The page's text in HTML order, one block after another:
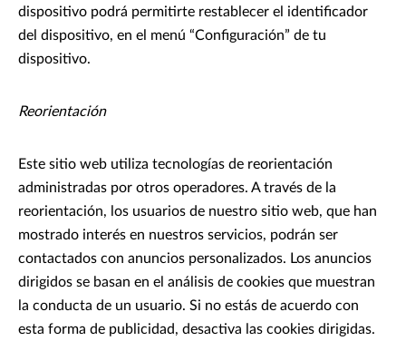
dispositivo podrá permitirte restablecer el identificador
del dispositivo, en el menú “Configuración” de tu
dispositivo.
Reorientación
Este sitio web utiliza tecnologías de reorientación
administradas por otros operadores. A través de la
reorientación, los usuarios de nuestro sitio web, que han
mostrado interés en nuestros servicios, podrán ser
contactados con anuncios personalizados. Los anuncios
dirigidos se basan en el análisis de cookies que muestran
la conducta de un usuario. Si no estás de acuerdo con
esta forma de publicidad, desactiva las cookies dirigidas.